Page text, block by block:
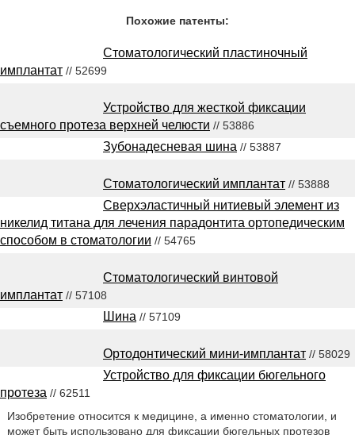
Похожие патенты:
Стоматологический пластиночный
имплантат // 52699
Устройство для жесткой фиксации
съемного протеза верхней челюсти // 53886
Зубонадесневая шина // 53887
Стоматологический имплантат // 53888
Сверхэластичный нитиевый элемент из
никелид титана для лечения парадонтита ортопедическим
способом в стоматологии // 54765
Стоматологический винтовой
имплантат // 57108
Шина // 57109
Ортодонтический мини-имплантат // 58029
Устройство для фиксации бюгельного
протеза // 62511
Изобретение относится к медицине, а именно стоматологии, и
может быть использовано для фиксации бюгельных протезов